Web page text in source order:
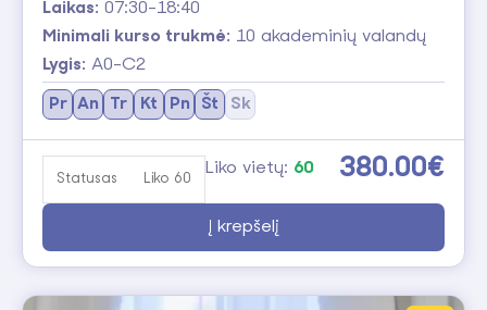
Laikas: 07:30-18:40
Minimali kurso trukmė: 10 akademinių valandų
Lygis: A0-C2
Pr An Tr Kt Pn Št Sk
Statusas Liko 60 380.00€
Liko vietų: 60
Į krepšelį